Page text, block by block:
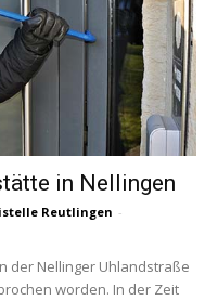
in Nellingen
Reutlingen -
der Nellinger Uhlandstraße
worden. In der Zeit